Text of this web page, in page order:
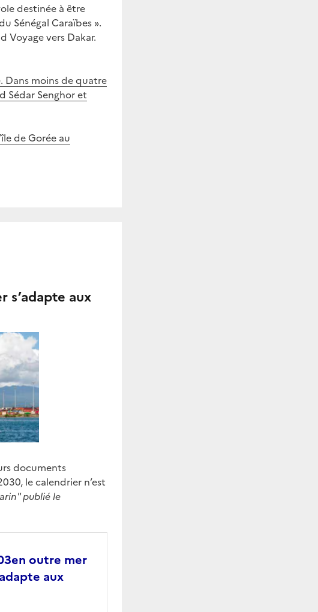
destinée à être
Sénégal Caraïbes ».
Voyage vers Dakar.
Dans moins de quatre
Sédar Senghor et
de Gorée au
s’adapte aux
documents
le calendrier n’est
publié le
outre mer
aux